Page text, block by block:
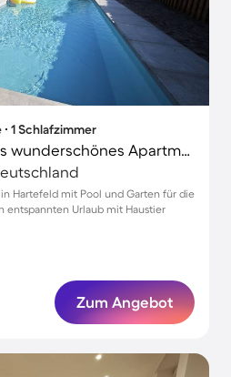
1 Schlafzimmer
Familienfreundliches wunderschönes Apartment mit Sauna, Pool und Garten | Hunde erlaubt
Hartefeld mit Pool und Garten für die
entspannten Urlaub mit Haustier
Zum Angebot